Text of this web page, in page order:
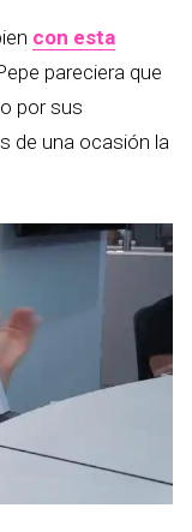
con esta
pareciera que
por sus
de una ocasión la